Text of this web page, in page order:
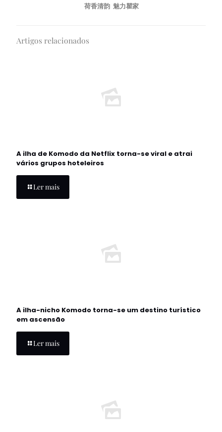
荷香清韵 魅力瞿家
Artigos relacionados
A ilha de Komodo da Netflix torna-se viral e atrai
vários grupos hoteleiros
Ler mais
A ilha-nicho Komodo torna-se um destino turístico
em ascensão
Ler mais